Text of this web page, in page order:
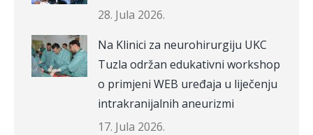
28. Jula 2026.
Na Klinici za neurohirurgiju UKC
Tuzla održan edukativni workshop
o primjeni WEB uređaja u liječenju
intrakranijalnih aneurizmi
17. Jula 2026.